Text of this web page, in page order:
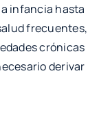
infancia hasta
frecuentes,
crónicas
derivar